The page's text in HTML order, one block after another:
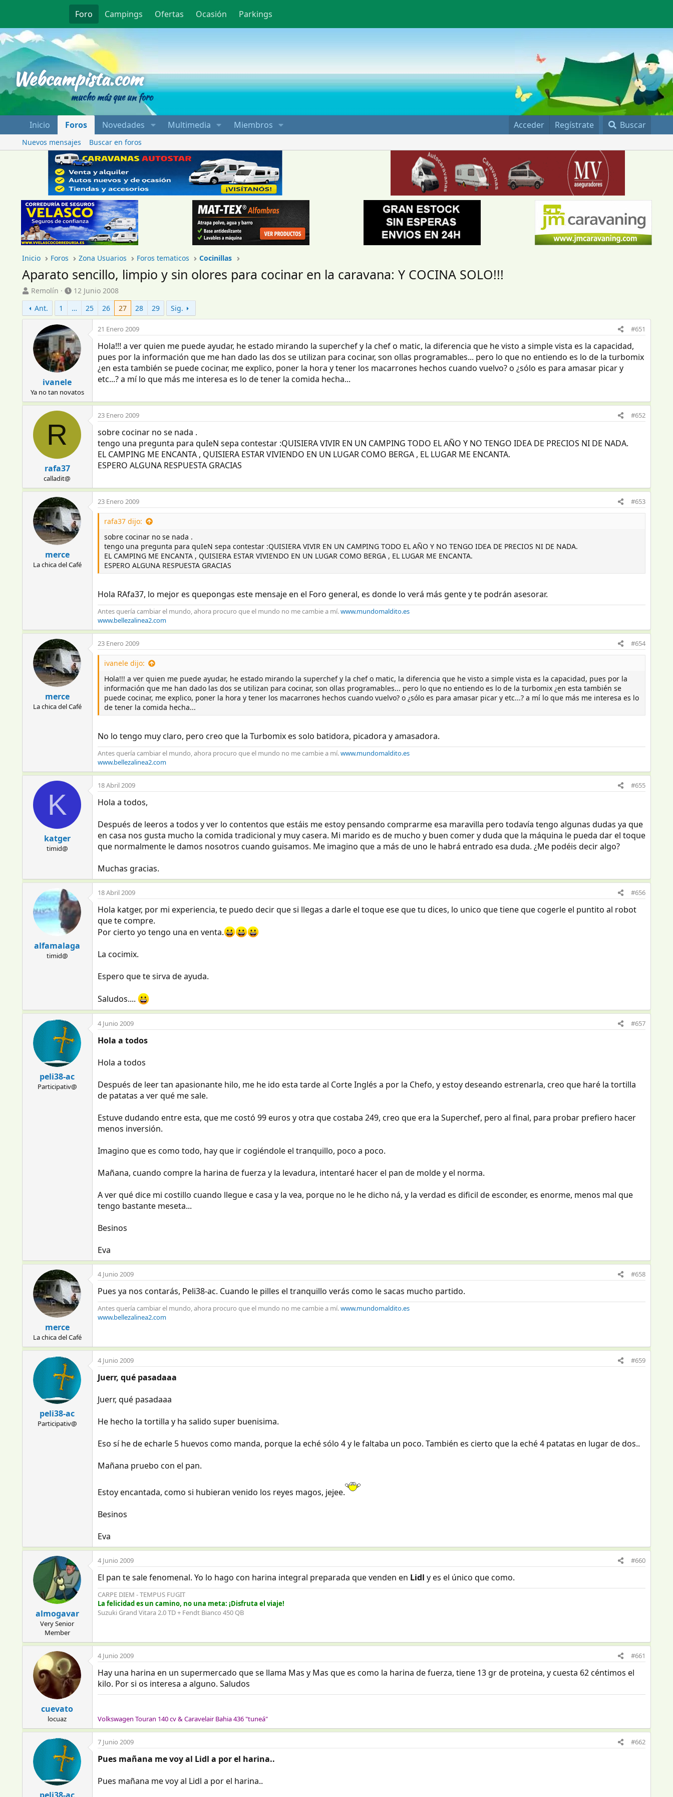
Foro Campings Ofertas Ocasión Parkings
Webcampista.com
mucho más que un foro
Inicio Foros Novedades Multimedia Miembros Acceder Regístrate Buscar
Nuevos mensajes Buscar en foros
Inicio Foros Zona Usuarios Foros tematicos Cocinillas
Aparato sencillo, limpio y sin olores para cocinar en la caravana: Y COCINA SOLO!!!
I
n
i
c
d
o
l
t
m
a
Remolín
F
e
c
h
a
d
e
i
n
i
o
12 Junio 2008
Ant.
1 … 25 26 27 28 29 Sig.
ivanele
Ya no tan novatos
21 Enero 2009 #651
Hola!!! a ver quien me puede ayudar, he estado mirando la superchef y la chef o matic, la diferencia que he visto a simple vista es la capacidad,
pues por la información que me han dado las dos se utilizan para cocinar, son ollas programables... pero lo que no entiendo es lo de la turbomix
¿en esta también se puede cocinar, me explico, poner la hora y tener los macarrones hechos cuando vuelvo? o ¿sólo es para amasar picar y
etc...? a mí lo que más me interesa es lo de tener la comida hecha...
R
rafa37
calladit@
23 Enero 2009 #652
sobre cocinar no se nada .
tengo una pregunta para quIeN sepa contestar :QUISIERA VIVIR EN UN CAMPING TODO EL AÑO Y NO TENGO IDEA DE PRECIOS NI DE NADA.
EL CAMPING ME ENCANTA , QUISIERA ESTAR VIVIENDO EN UN LUGAR COMO BERGA , EL LUGAR ME ENCANTA.
ESPERO ALGUNA RESPUESTA GRACIAS
merce
La chica del Café
23 Enero 2009 #653
rafa37 dijo:
sobre cocinar no se nada .
tengo una pregunta para quIeN sepa contestar :QUISIERA VIVIR EN UN CAMPING TODO EL AÑO Y NO TENGO IDEA DE PRECIOS NI DE NADA.
EL CAMPING ME ENCANTA , QUISIERA ESTAR VIVIENDO EN UN LUGAR COMO BERGA , EL LUGAR ME ENCANTA.
ESPERO ALGUNA RESPUESTA GRACIAS
Hola RAfa37, lo mejor es quepongas este mensaje en el Foro general, es donde lo verá más gente y te podrán asesorar.
Antes quería cambiar el mundo, ahora procuro que el mundo no me cambie a mí.www.mundomaldito.es
www.bellezalinea2.com
merce
La chica del Café
23 Enero 2009 #654
ivanele dijo:
Hola!!! a ver quien me puede ayudar, he estado mirando la superchef y la chef o matic, la diferencia que he visto a simple vista es la capacidad, pues por la
información que me han dado las dos se utilizan para cocinar, son ollas programables... pero lo que no entiendo es lo de la turbomix ¿en esta también se
puede cocinar, me explico, poner la hora y tener los macarrones hechos cuando vuelvo? o ¿sólo es para amasar picar y etc...? a mí lo que más me interesa es lo
de tener la comida hecha...
No lo tengo muy claro, pero creo que la Turbomix es solo batidora, picadora y amasadora.
Antes quería cambiar el mundo, ahora procuro que el mundo no me cambie a mí.www.mundomaldito.es
www.bellezalinea2.com
K
katger
timid@
18 Abril 2009 #655
Hola a todos,
Después de leeros a todos y ver lo contentos que estáis me estoy pensando comprarme esa maravilla pero todavía tengo algunas dudas ya que
en casa nos gusta mucho la comida tradicional y muy casera. Mi marido es de mucho y buen comer y duda que la máquina le pueda dar el toque
que normalmente le damos nosotros cuando guisamos. Me imagino que a más de uno le habrá entrado esa duda. ¿Me podéis decir algo?
Muchas gracias.
alfamalaga
timid@
18 Abril 2009 #656
Hola katger, por mi experiencia, te puedo decir que si llegas a darle el toque ese que tu dices, lo unico que tiene que cogerle el puntito al robot
que te compre.
Por cierto yo tengo una en venta.
La cocimix.
Espero que te sirva de ayuda.
Saludos....
peli38-ac
Participativ@
4 Junio 2009 #657
Hola a todos
Hola a todos
Después de leer tan apasionante hilo, me he ido esta tarde al Corte Inglés a por la Chefo, y estoy deseando estrenarla, creo que haré la tortilla
de patatas a ver qué me sale.
Estuve dudando entre esta, que me costó 99 euros y otra que costaba 249, creo que era la Superchef, pero al final, para probar prefiero hacer
menos inversión.
Imagino que es como todo, hay que ir cogiéndole el tranquillo, poco a poco.
Mañana, cuando compre la harina de fuerza y la levadura, intentaré hacer el pan de molde y el norma.
A ver qué dice mi costillo cuando llegue e casa y la vea, porque no le he dicho ná, y la verdad es dificil de esconder, es enorme, menos mal que
tengo bastante meseta...
Besinos
Eva
merce
La chica del Café
4 Junio 2009 #658
Pues ya nos contarás, Peli38-ac. Cuando le pilles el tranquillo verás como le sacas mucho partido.
Antes quería cambiar el mundo, ahora procuro que el mundo no me cambie a mí.www.mundomaldito.es
www.bellezalinea2.com
peli38-ac
Participativ@
4 Junio 2009 #659
Juerr, qué pasadaaa
Juerr, qué pasadaaa
He hecho la tortilla y ha salido super buenisima.
Eso sí he de echarle 5 huevos como manda, porque la eché sólo 4 y le faltaba un poco. También es cierto que la eché 4 patatas en lugar de dos..
Mañana pruebo con el pan.
Estoy encantada, como si hubieran venido los reyes magos, jejee.
Besinos
Eva
almogavar
Very Senior
Member
4 Junio 2009 #660
El pan te sale fenomenal. Yo lo hago con harina integral preparada que venden en Lidl y es el único que como.
CARPE DIEM - TEMPUS FUGIT
La felicidad es un camino, no una meta: ¡Disfruta el viaje!
Suzuki Grand Vitara 2.0 TD + Fendt Bianco 450 QB
cuevato
locuaz
4 Junio 2009 #661
Hay una harina en un supermercado que se llama Mas y Mas que es como la harina de fuerza, tiene 13 gr de proteina, y cuesta 62 céntimos el
kilo. Por si os interesa a alguno. Saludos
Volkswagen Touran 140 cv & Caravelair Bahia 436 "tuneá"
7 Junio 2009 #662
Pues mañana me voy al Lidl a por el harina..
Pues mañana me voy al Lidl a por el harina..